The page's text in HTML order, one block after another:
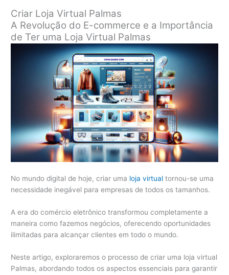
Criar Loja Virtual Palmas
A Revolução do E-commerce e a Importância
de Ter uma Loja Virtual Palmas
No mundo digital de hoje, criar uma loja virtual tornou-se uma
necessidade inegável para empresas de todos os tamanhos.
A era do comércio eletrônico transformou completamente a
maneira como fazemos negócios, oferecendo oportunidades
ilimitadas para alcançar clientes em todo o mundo.
Neste artigo, exploraremos o processo de criar uma loja virtual
Palmas, abordando todos os aspectos essenciais para garantir